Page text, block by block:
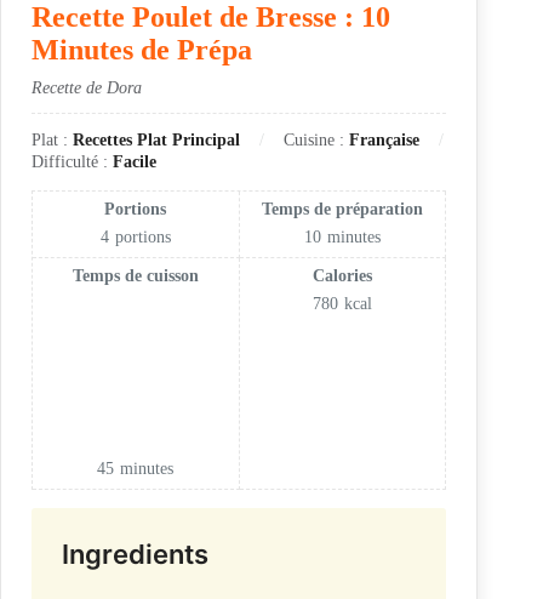
Recette Poulet de Bresse : 10
Minutes de Prépa
Recette de Dora
Plat : Recettes Plat Principal Cuisine : Française
Difficulté : Facile
Portions
4 portions
Temps de préparation
10 minutes
Temps de cuisson
45 minutes
Calories
780 kcal
Ingredients